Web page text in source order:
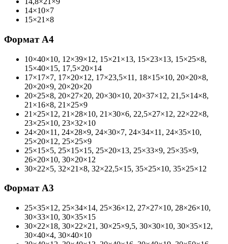
14×10×7
15×21×8
Формат А4
10×40×10, 12×39×12, 15×21×13, 15×23×13, 15×25×8,
15×40×15, 17,5×20×14
17×17×7, 17×20×12, 17×23,5×11, 18×15×10, 20×20×8,
20×20×9, 20×20×20
20×25×8, 20×27×20, 20×30×10, 20×37×12, 21,5×14×8,
21×16×8, 21×25×9
21×25×12, 21×28×10, 21×30×6, 22,5×27×12, 22×22×8,
23×25×10, 23×32×10
24×20×11, 24×28×9, 24×30×7, 24×34×11, 24×35×10,
25×20×12, 25×25×9
25×15×5, 25×15×15, 25×20×13, 25×33×9, 25×35×9,
26×20×10, 30×20×12
30×22×5, 32×21×8, 32×22,5×15, 35×25×10, 35×25×12
Формат А3
25×35×12, 25×34×14, 25×36×12, 27×27×10, 28×26×10,
30×33×10, 30×35×15
30×22×18, 30×22×21, 30×25×9,5, 30×30×10, 30×35×12,
30×40×4, 30×40×10